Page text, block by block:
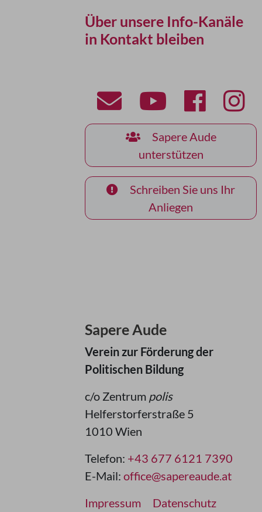
Über unsere Info-Kanäle
in Kontakt bleiben
Sapere Aude
unterstützen
Schreiben Sie uns Ihr
Anliegen
Sapere Aude
Verein zur Förderung der
Politischen Bildung
c/o Zentrum polis
Helferstorferstraße 5
1010 Wien
Telefon: +43 677 6121 7390
E-Mail: office@sapereaude.at
Impressum
Datenschutz